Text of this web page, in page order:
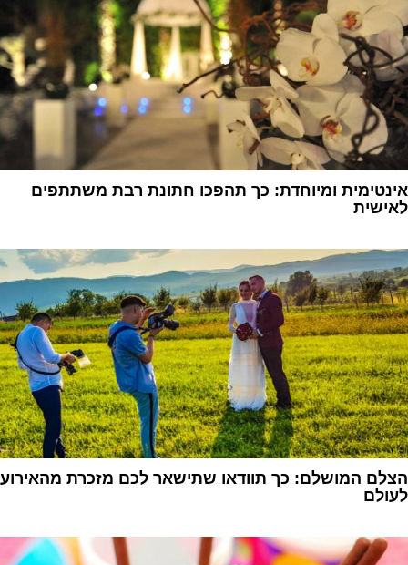
אינטימית ומיוחדת: כך תהפכו חתונת רבת משתתפים
לאישית
הצלם המושלם: כך תוודאו שתישאר לכם מזכרת מהאירוע
לעולם